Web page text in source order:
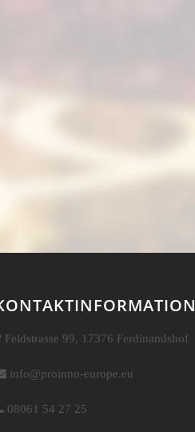
Feldstrasse 99, 17376 Ferdinandshof
info@proinno-europe.eu
08061 54 27 25